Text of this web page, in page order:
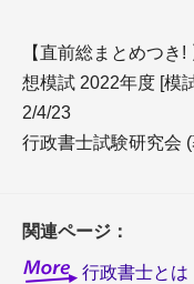
【直前総まとめつき
想模試 2022年度 [模
2/4/23
行政書士試験研究会
関連ページ：
行政書士とは